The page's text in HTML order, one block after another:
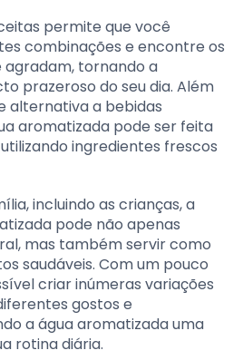
permite que você
combinações e encontre os
agradam, tornando a
prazeroso do seu dia. Além
alternativa a bebidas
aromatizada pode ser feita
ingredientes frescos
incluindo as crianças, a
pode não apenas
mas também servir como
saudáveis. Com um pouco
criar inúmeras variações
gostos e
a água aromatizada uma
rotina diária.